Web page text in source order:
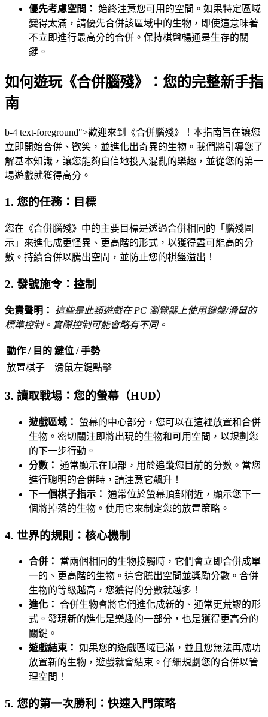
優先考慮空間： 始終注意您可用的空間。如果特定區域
變得太滿，請優先合併該區域中的生物，即使這意味著
不立即進行最高分的合併。保持棋盤暢通是生存的關
鍵。
如何遊玩《合併腦殘》：您的完整新手指
南
b-4 text-foreground">歡迎來到《合併腦殘》！本指南旨在讓您
立即開始合併、歡笑，並進化出奇異的生物。我們將引導您了
解基本知識，讓您能夠自信地投入混亂的樂趣，並從您的第一
場遊戲就獲得高分。
1. 您的任務：目標
您在《合併腦殘》中的主要目標是透過合併相同的「腦殘圖
示」來進化成更怪異、更高階的形式，以獲得盡可能高的分
數。持續合併以騰出空間，並防止您的棋盤溢出！
2. 發號施令：控制
免責聲明：
這些是此類遊戲在 PC 瀏覽器上使用鍵盤/滑鼠的
標準控制。實際控制可能會略有不同。
動作 / 目的 鍵位 / 手勢
放置棋子
滑鼠左鍵點擊
3. 讀取戰場：您的螢幕（HUD）
遊戲區域：
螢幕的中心部分，您可以在這裡放置和合併
生物。密切關注即將出現的生物和可用空間，以規劃您
的下一步行動。
分數： 通常顯示在頂部，用於追蹤您目前的分數。當您
進行聰明的合併時，請注意它飆升！
下一個棋子指示： 通常位於螢幕頂部附近，顯示您下一
個將掉落的生物。使用它來制定您的放置策略。
4. 世界的規則：核心機制
合併：
當兩個相同的生物接觸時，它們會立即合併成單
一的、更高階的生物。這會騰出空間並獎勵分數。合併
生物的等級越高，您獲得的分數就越多！
進化： 合併生物會將它們進化成新的、通常更荒謬的形
式。發現新的進化是樂趣的一部分，也是獲得更高分的
關鍵。
遊戲結束： 如果您的遊戲區域已滿，並且您無法再成功
放置新的生物，遊戲就會結束。仔細規劃您的合併以管
理空間！
5. 您的第一次勝利：快速入門策略